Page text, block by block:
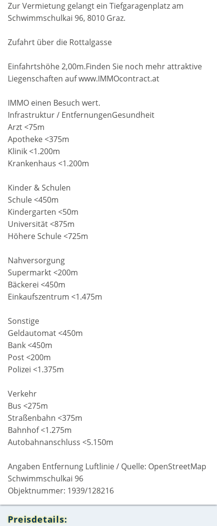
Zur Vermietung gelangt ein Tiefgaragenplatz am
Schwimmschulkai 96, 8010 Graz.
Zufahrt über die Rottalgasse
Einfahrtshöhe 2,00m.Finden Sie noch mehr attraktive
Liegenschaften auf www.IMMOcontract.at
IMMO einen Besuch wert.
Infrastruktur / EntfernungenGesundheit
Arzt <75m
Apotheke <375m
Klinik <1.200m
Krankenhaus <1.200m
Kinder & Schulen
Schule <450m
Kindergarten <50m
Universität <875m
Höhere Schule <725m
Nahversorgung
Supermarkt <200m
Bäckerei <450m
Einkaufszentrum <1.475m
Sonstige
Geldautomat <450m
Bank <450m
Post <200m
Polizei <1.375m
Verkehr
Bus <275m
Straßenbahn <375m
Bahnhof <1.275m
Autobahnanschluss <5.150m
Angaben Entfernung Luftlinie / Quelle: OpenStreetMap
Schwimmschulkai 96
Objektnummer: 1939/128216
Preisdetails: